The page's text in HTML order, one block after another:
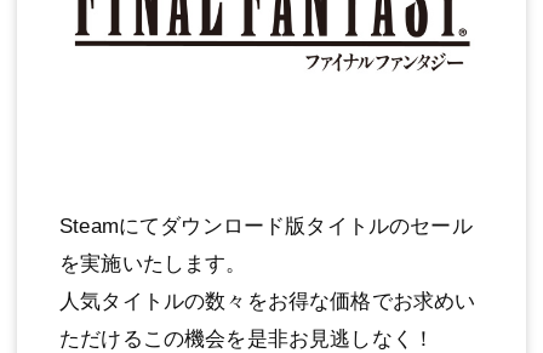
Steamにてダウンロード版タイトルのセール
を実施いたします。
人気タイトルの数々をお得な価格でお求めい
ただけるこの機会を是非お見逃しなく！